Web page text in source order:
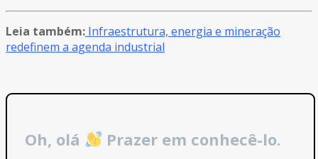
Leia também: Infraestrutura, energia e mineração
redefinem a agenda industrial
Oh, olá Prazer em conhecê-lo.